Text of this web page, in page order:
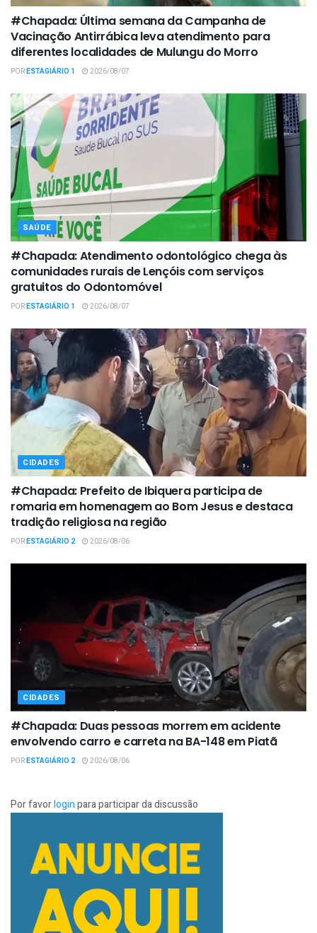
#Chapada: Última semana da Campanha de
Vacinação Antirrábica leva atendimento para
diferentes localidades de Mulungu do Morro
PORESTAGIÁRIO 1 2026/08/07
SAÚDE
#Chapada: Atendimento odontológico chega às
comunidades rurais de Lençóis com serviços
gratuitos do Odontomóvel
PORESTAGIÁRIO 1 2026/08/07
CIDADES
#Chapada: Prefeito de Ibiquera participa de
romaria em homenagem ao Bom Jesus e destaca
tradição religiosa na região
PORESTAGIÁRIO 2 2026/08/06
CIDADES
#Chapada: Duas pessoas morrem em acidente
envolvendo carro e carreta na BA-148 em Piatã
PORESTAGIÁRIO 2 2026/08/06
Por favorloginpara participar da discussão